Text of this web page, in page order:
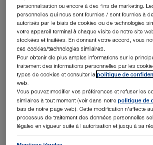
FRANÇAIS
Télécharger (PDF | 1.5 MB)
Afficher
L’intubation selon KARL STORZ
Type de média:
Langues:
personnalisation ou encore à des fins de marketing.
personnelles qui nous sont fournies / sont fournies à
autorisés par le biais de cookies ou de technologies
votre appareil terminal à chaque visite de notre site
stockées et traitées. En donnant votre accord, vous
ces cookies/technologies similaires.
Pour obtenir de plus amples informations sur le
traitement des informations personnelles par les
types de cookies et consulter lapolitique de
web.
Vous pouvez modifier vos préférences et refuser les
similaires à tout moment (voir dans notrepolitique de
bas de notre page web). Cette modification n'affecte
processus de traitement des données personnelles
légales en vigueur suite à l'autorisation et jusqu'à sa